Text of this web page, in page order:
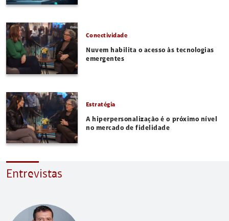
Conectividade
Nuvem habilita o acesso às tecnologias
emergentes
Estratégia
A hiperpersonalização é o próximo nível
no mercado de fidelidade
Entrevistas